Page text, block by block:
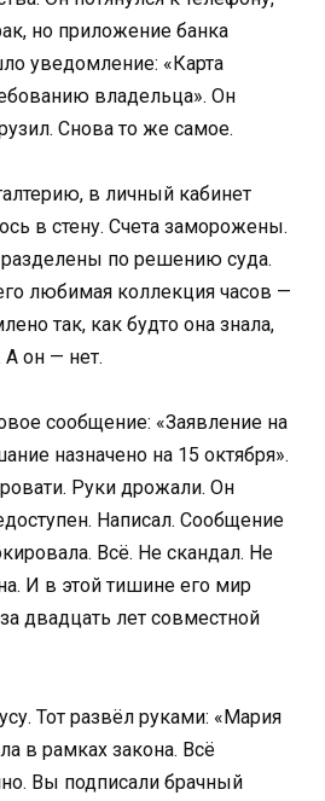
но приложение банка
уведомление: «Карта
владельца». Он
Снова то же самое.
в личный кабинет
в стену. Счета заморожены.
по решению суда.
любимая коллекция часов —
так, как будто она знала,
А он — нет.
сообщение: «Заявление на
назначено на 15 октября».
Руки дрожали. Он
Написал. Сообщение
Всё. Не скандал. Не
И в этой тишине его мир
двадцать лет совместной
Тот развёл руками: «Мария
в рамках закона. Всё
Вы подписали брачный